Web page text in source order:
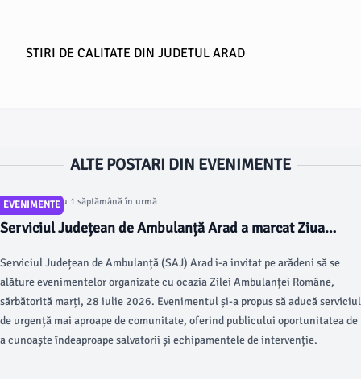
STIRI DE CALITATE DIN JUDETUL ARAD
ALTE POSTARI DIN EVENIMENTE
EVENIMENTE
Articol postat cu 1 săptămână în urmă
Serviciul Județean de Ambulanță Arad a marcat Ziua
arădene
Serviciul Județean de Ambulanță (SAJ) Arad i-a invitat pe arădeni să se
alăture evenimentelor organizate cu ocazia Zilei Ambulanței Române,
sărbătorită marți, 28 iulie 2026. Evenimentul și-a propus să aducă serviciul
de urgență mai aproape de comunitate, oferind publicului oportunitatea de
a cunoaște îndeaproape salvatorii și echipamentele de intervenție.